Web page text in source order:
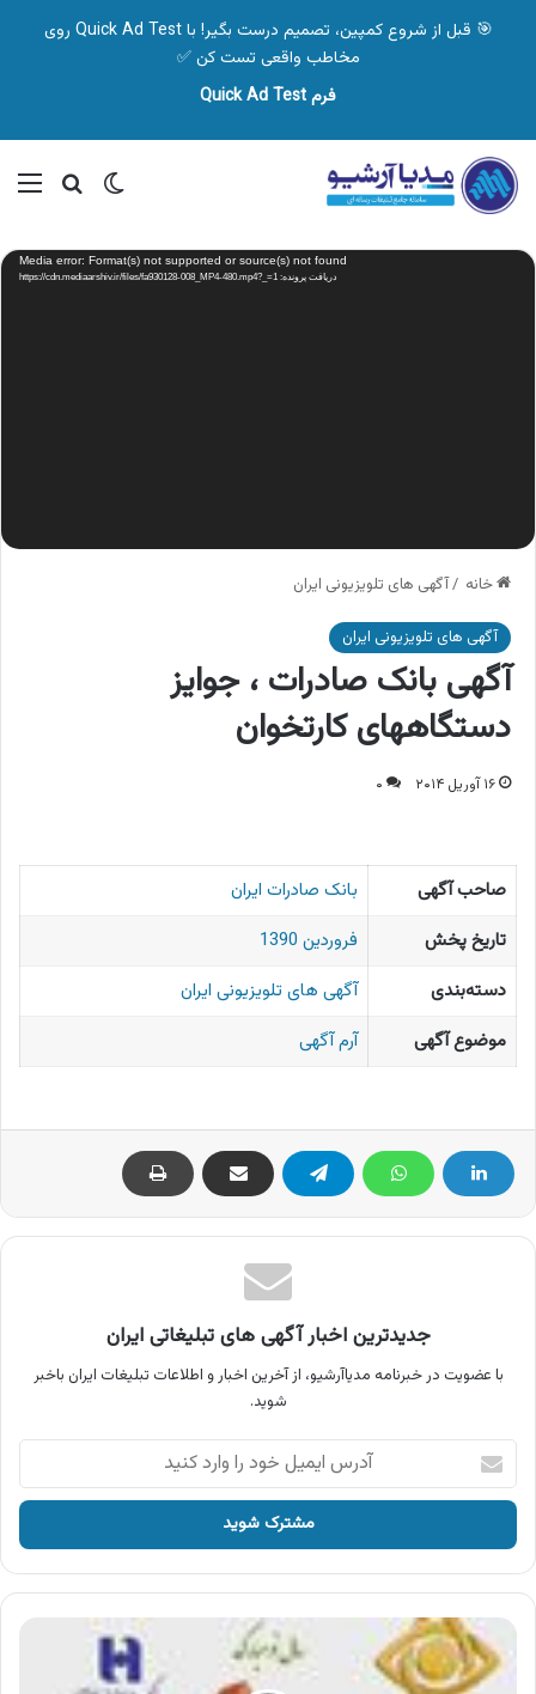
🎯 قبل از شروع کمپین، تصمیم درست بگیر! با Quick Ad Test روی
مخاطب واقعی تست کن ✅
فرم Quick Ad Test
تغییر پوسته
نمایشگر
ویدیو Media error: Format(s) not supported or source(s) not found
دریافت پرونده: https://cdn.mediaarshiv.ir/files/fa930128-008_MP4-480.mp4?_=1
خانه /آگهی های تلویزیونی ایران
آگهی های تلویزیونی ایران
آگهی بانک صادرات ، جوایز
دستگاههای کارتخوان
۱۶ آوریل ۲۰۱۴ ۰
صاحب آگهی
بانک صادرات ایران
تاریخ پخش
فروردین 1390
دسته‌بندی
آگهی های تلویزیونی ایران
موضوع آگهی
آرم آگهی
جدیدترین اخبار آگهی های تبلیغاتی ایران
با عضویت در خبرنامه مدیاآرشیو، از آخرین اخبار و اطلاعات تبلیغات ایران باخبر
شوید.
آدرس
ایمیل
خود
وارد
کنید
آگهی
بانک
صادرات